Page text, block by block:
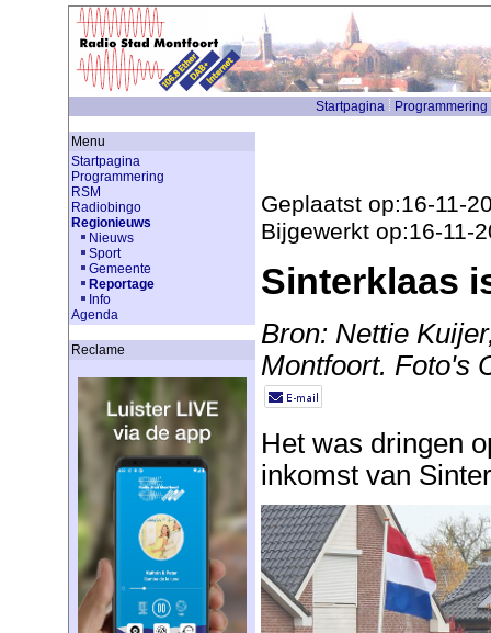
Startpagina Programmering
Menu
Startpagina
Programmering
RSM
Radiobingo
Regionieuws
Nieuws
Sport
Gemeente
Reportage
Info
Agenda
Reclame
Geplaatst op:16-11-
Bijgewerkt op:16-11-
Sinterklaas
Bron: Nettie
Montfoort. Foto's
Het was dringen
inkomst van